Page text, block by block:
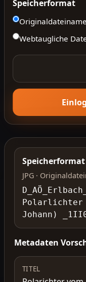
Speicherformat
Originaldateiname
Webtaugliche
Speicherformat
JPG ·
Polarlichter
Johann)
Metadaten
TITEL